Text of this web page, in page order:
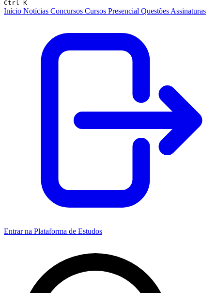
Ctrl K
Início Notícias Concursos Cursos Presencial Questões Assinaturas
Entrar na Plataforma de Estudos